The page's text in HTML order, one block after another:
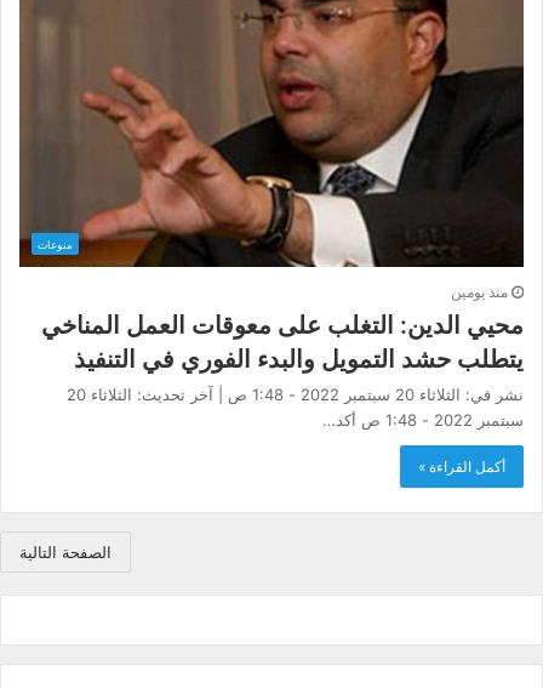
منوعات
منذ يومين
محيي الدين: التغلب على معوقات العمل المناخي
يتطلب حشد التمويل والبدء الفوري في التنفيذ
نشر في: الثلاثاء 20 سبتمبر 2022 - 1:48 ص | آخر تحديث: الثلاثاء 20
سبتمبر 2022 - 1:48 ص أكد…
أكمل القراءة »
الصفحة التالية